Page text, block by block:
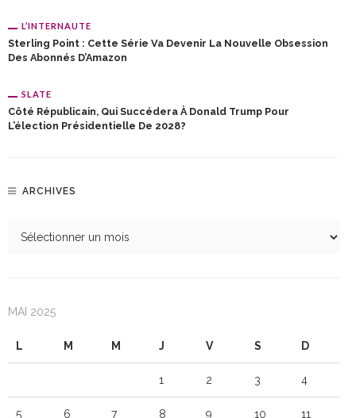
L’INTERNAUTE
Sterling Point : Cette Série Va Devenir La Nouvelle Obsession
Des Abonnés D’Amazon
SLATE
Côté Républicain, Qui Succédera À Donald Trump Pour
L’élection Présidentielle De 2028?
ARCHIVES
MAI 2025
L M M J V S D
1 2 3 4
5 6 7 8 9 10 11